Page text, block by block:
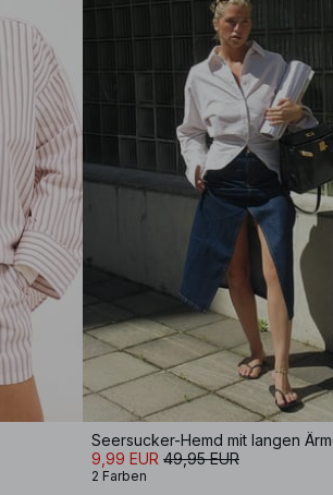
Seersucker-Hemd mit langen
9,99 EUR 49,95 EUR
2 Farben